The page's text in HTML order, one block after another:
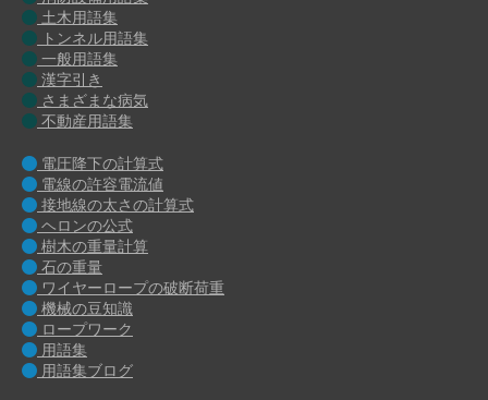
土木用語集
トンネル用語集
一般用語集
漢字引き
さまざまな病気
不動産用語集
電圧降下の計算式
電線の許容電流値
接地線の太さの計算式
ヘロンの公式
樹木の重量計算
石の重量
ワイヤーロープの破断荷重
機械の豆知識
ロープワーク
用語集
用語集ブログ